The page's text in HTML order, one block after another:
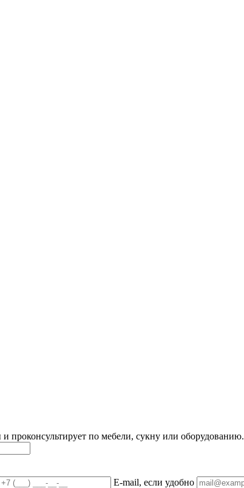
проконсультирует по мебели, сукну или оборудованию.
E-mail, если удобно